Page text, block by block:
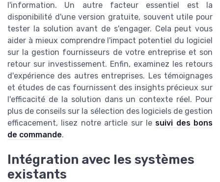
l'information. Un autre facteur essentiel est la
disponibilité d'une version gratuite, souvent utile pour
tester la solution avant de s'engager. Cela peut vous
aider à mieux comprendre l'impact potentiel du logiciel
sur la gestion fournisseurs de votre entreprise et son
retour sur investissement. Enfin, examinez les retours
d'expérience des autres entreprises. Les témoignages
et études de cas fournissent des insights précieux sur
l'efficacité de la solution dans un contexte réel. Pour
plus de conseils sur la sélection des logiciels de gestion
efficacement, lisez notre article sur le suivi des bons
de commande.
Intégration avec les systèmes
existants